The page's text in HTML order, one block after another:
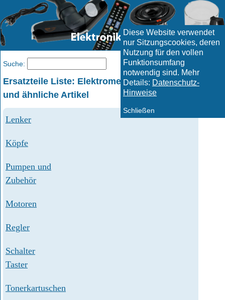
Diese Website verwendet
nur Sitzungscookies, deren
Nutzung für den vollen
Funktionsumfang
notwendig sind. Mehr
Details: Datenschutz-
Hinweise
Schließen
Ersatzteile Liste: Elektromechanische Bauteile
und ähnliche Artikel
Lenker
Köpfe
Pumpen und
Zubehör
Motoren
Regler
Schalter
Taster
Tonerkartuschen
Suche: